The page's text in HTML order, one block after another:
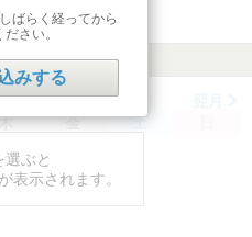
金 土
選ぶと
表示されます。
ばらく経ってから
さい。
みする